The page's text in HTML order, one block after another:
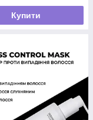
Купити